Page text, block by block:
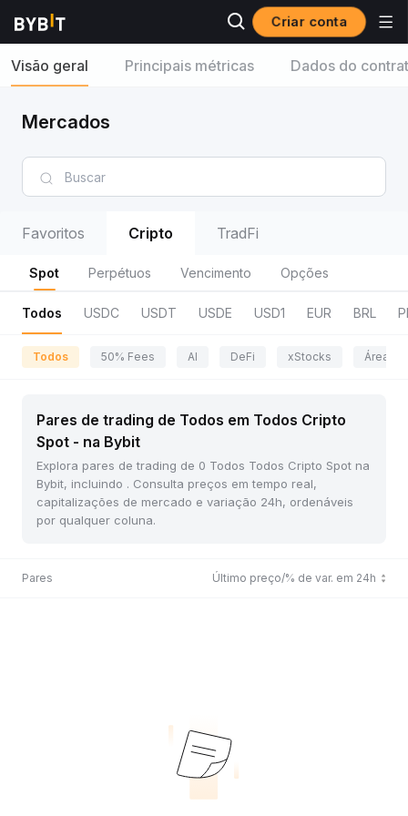
Criar conta
Visão geral Principais métricas Dados do
Mercados
Favoritos Cripto TradFi
Spot Perpétuos Vencimento Opções
Todos USDC USDT USDE USD1 EUR BRL
Todos 50% Fees AI DeFi xStocks Área da
Pares de trading de Todos em Todos Cripto
Spot - na Bybit
Explora pares de trading de 0 Todos Todos Cripto Spot na
Bybit, incluindo . Consulta preços em tempo real,
capitalizações de mercado e variação 24h, ordenáveis
por qualquer coluna.
Pares Último preço/% de var. em 24h